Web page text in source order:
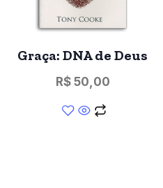
Graça: DNA de Deus
R$50,00